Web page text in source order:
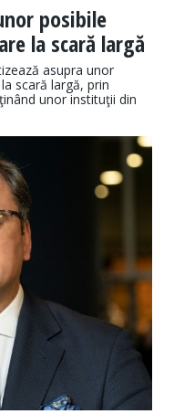
posibile
la scară largă
asupra unor
scară largă, prin
unor instituţii din